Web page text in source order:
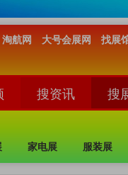
淘航网 大号会展网 找展
家电展 服装展